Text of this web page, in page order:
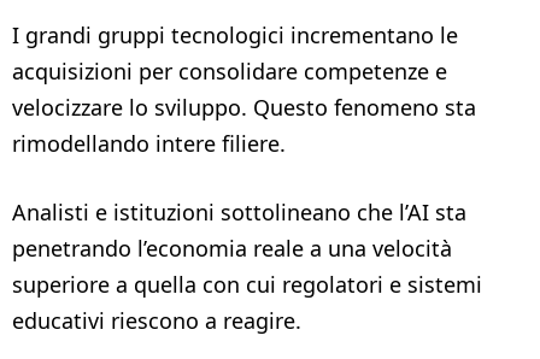
I grandi gruppi tecnologici incrementano le
acquisizioni per consolidare competenze e
velocizzare lo sviluppo. Questo fenomeno sta
rimodellando intere filiere.
Analisti e istituzioni sottolineano che l’AI sta
penetrando l’economia reale a una velocità
superiore a quella con cui regolatori e sistemi
educativi riescono a reagire.